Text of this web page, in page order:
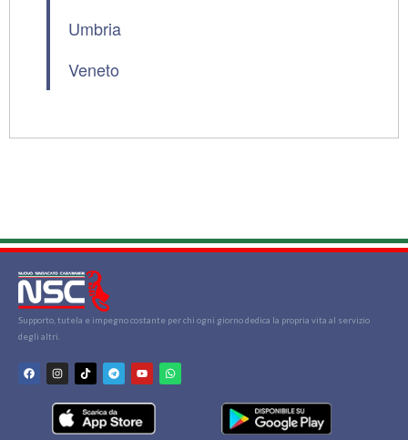
Umbria
Veneto
Supporto, tutela e impegno costante per chi ogni giorno dedica la propria vita al servizio
degli altri.